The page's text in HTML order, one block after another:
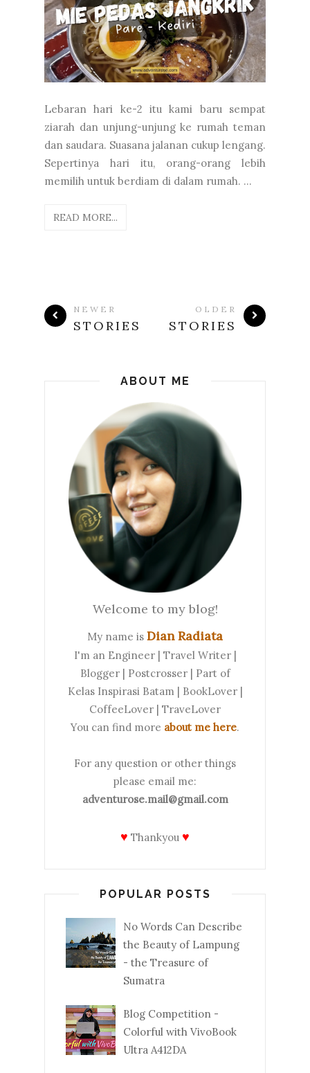
Lebaran hari ke-2 itu kami baru sempat
ziarah dan unjung-unjung ke rumah teman
dan saudara. Suasana jalanan cukup lengang.
Sepertinya hari itu, orang-orang lebih
memilih untuk berdiam di dalam rumah. ...
READ MORE...
NEWER
STORIES
OLDER
STORIES
ABOUT ME
Welcome to my blog!
My name is Dian Radiata
I'm an Engineer | Travel Writer |
Blogger | Postcrosser | Part of
Kelas Inspirasi Batam | BookLover |
CoffeeLover | TraveLover
You can find more about me here.
For any question or other things
please email me:
adventurose.mail@gmail.com
♥ Thankyou ♥
POPULAR POSTS
No Words Can Describe
the Beauty of Lampung
- the Treasure of
Sumatra
Blog Competition -
Colorful with VivoBook
Ultra A412DA